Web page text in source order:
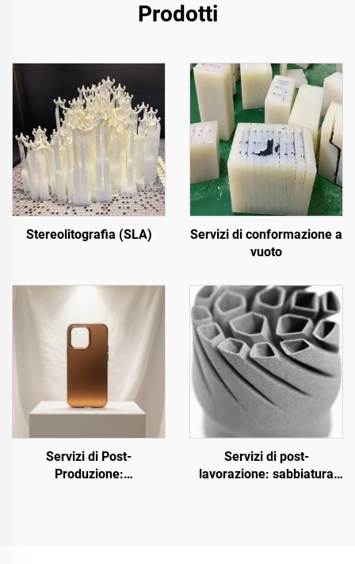
Prodotti
Stereolitografia (SLA)
Servizi di conformazione a
vuoto
Servizi di Post-
Produzione:
Servizi di post-
lavorazione: sabbiatura